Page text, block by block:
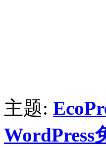
主题:
WordPress